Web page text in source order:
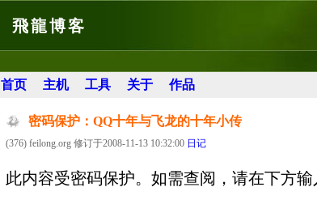
飛龍博客
首页
主机 工具 关于 作品
密码保护：QQ十年与飞龙的十年小传
(376) feilong.org 修订于2008-11-13 10:32:00 日记
此内容受密码保护。如需查阅，请在下方输